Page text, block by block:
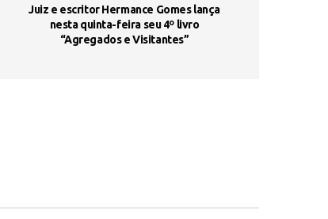
Juiz e escritor Hermance Gomes lança
nesta quinta-feira seu 4º livro
“Agregados e Visitantes”